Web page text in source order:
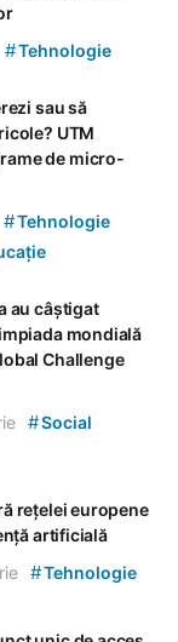
#Tehnologie
sau să
UTM
de micro-
#Tehnologie
au câștigat
mondială
Challenge
#Social
rețelei europene
artificială
#Tehnologie